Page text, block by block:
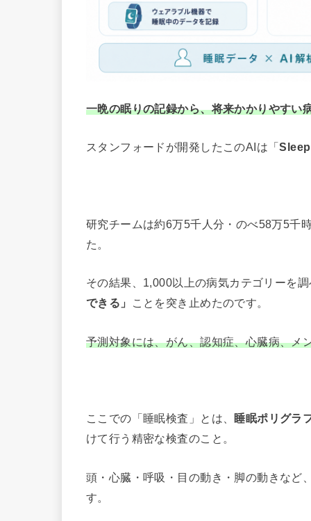
一晩の眠りの記録から、将来かかりやすい
スタンフォードが開発したこのAIは「
研究チームは約6万5千人分・のべ58万5千
た。
その結果、1,000以上の病気カテゴリーを
できる 」 ことを突き止めたのです。
予測対象には、がん、認知症、心臓病、メ
ここでの「睡眠検査」とは、 睡眠ポリグラ
けて行う精密な検査のこと。
頭・心臓・呼吸・目の動き・脚の動きなど
す。